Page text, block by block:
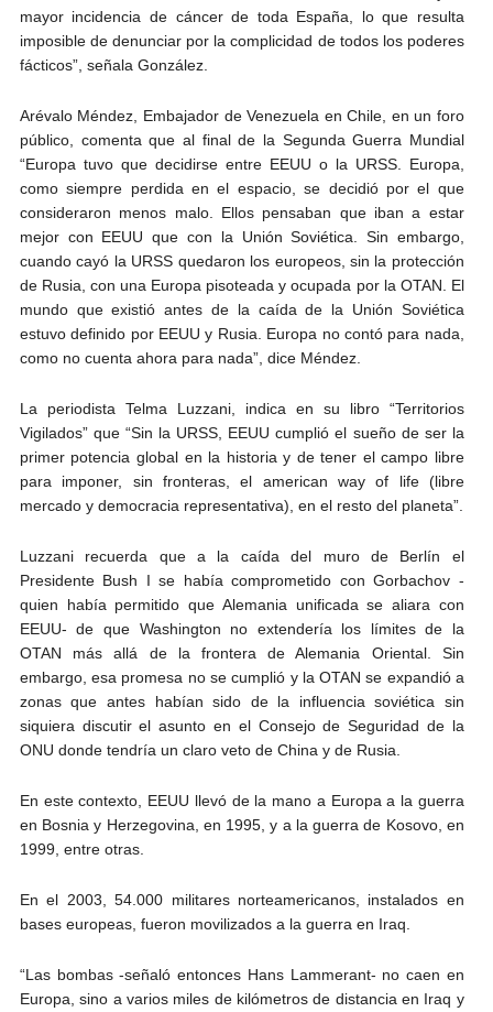
mayor incidencia de cáncer de toda España, lo que resulta
imposible de denunciar por la complicidad de todos los poderes
fácticos”, señala González.
Arévalo Méndez, Embajador de Venezuela en Chile, en un foro
público, comenta que al final de la Segunda Guerra Mundial
“Europa tuvo que decidirse entre EEUU o la URSS. Europa,
como siempre perdida en el espacio, se decidió por el que
consideraron menos malo. Ellos pensaban que iban a estar
mejor con EEUU que con la Unión Soviética. Sin embargo,
cuando cayó la URSS quedaron los europeos, sin la protección
de Rusia, con una Europa pisoteada y ocupada por la OTAN. El
mundo que existió antes de la caída de la Unión Soviética
estuvo definido por EEUU y Rusia. Europa no contó para nada,
como no cuenta ahora para nada”, dice Méndez.
La periodista Telma Luzzani, indica en su libro “Territorios
Vigilados” que “Sin la URSS, EEUU cumplió el sueño de ser la
primer potencia global en la historia y de tener el campo libre
para imponer, sin fronteras, el american way of life (libre
mercado y democracia representativa), en el resto del planeta”.
Luzzani recuerda que a la caída del muro de Berlín el
Presidente Bush I se había comprometido con Gorbachov -
quien había permitido que Alemania unificada se aliara con
EEUU- de que Washington no extendería los límites de la
OTAN más allá de la frontera de Alemania Oriental. Sin
embargo, esa promesa no se cumplió y la OTAN se expandió a
zonas que antes habían sido de la influencia soviética sin
siquiera discutir el asunto en el Consejo de Seguridad de la
ONU donde tendría un claro veto de China y de Rusia.
En este contexto, EEUU llevó de la mano a Europa a la guerra
en Bosnia y Herzegovina, en 1995, y a la guerra de Kosovo, en
1999, entre otras.
En el 2003, 54.000 militares norteamericanos, instalados en
bases europeas, fueron movilizados a la guerra en Iraq.
“Las bombas -señaló entonces Hans Lammerant- no caen en
Europa, sino a varios miles de kilómetros de distancia en Iraq y